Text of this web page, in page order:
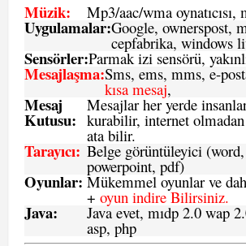
Müzik: Mp3/aac/wma oynatıcısı,
Uygulamalar:Google, ownerspost,
cepfabrika, windows
Sensörler:Parmak izi sensörü,
Mesajlaşma:Sms, ems, mms, e-
kısa mesaj,
Mesaj
Kutusu:
Mesajlar her yerde
kurabilir, internet
ata bilir.
Tarayıcı: Belge görüntüleyici
powerpoint, pdf)
Oyunlar: Mükemmel oyunlar ve
+ oyun indire Bilirsiniz.
Java: Java evet, mıdp 2.0 wap
asp, php